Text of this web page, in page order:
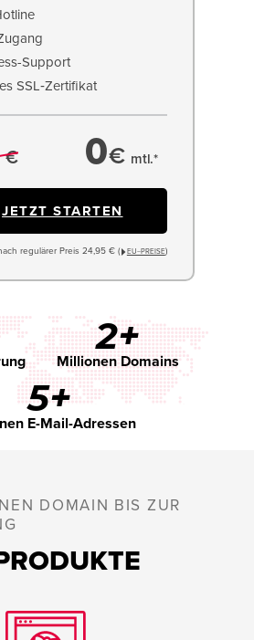
Support
SSL‑Zertifikat
€ 0€ mtl.*
JETZT STARTEN
regulärer Preis 24,95 € ( EU−PREISE)
2+
Millionen Domains
5+
E-Mail-Adressen
DOMAIN BIS ZUR